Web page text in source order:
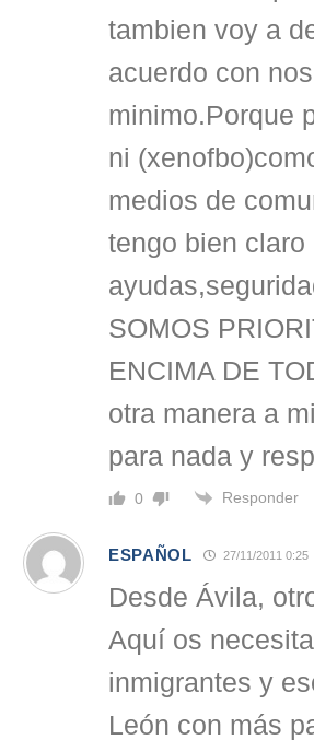
tambien voy a
acuerdo con
minimo.Porque
ni
medios de
tengo bien
SOMOS
ENCIMA DE
otra manera a
para nada y
0 Responder
ESPAÑOL 27/11/2011 0:25
Desde Ávila,
Aquí os
inmigrantes y
León con más